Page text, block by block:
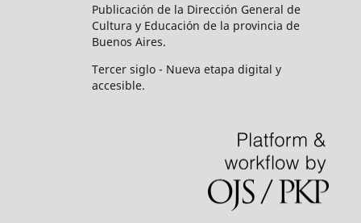
Publicación de la Dirección General de
Cultura y Educación de la provincia de
Buenos Aires.
Tercer siglo - Nueva etapa digital y
accesible.